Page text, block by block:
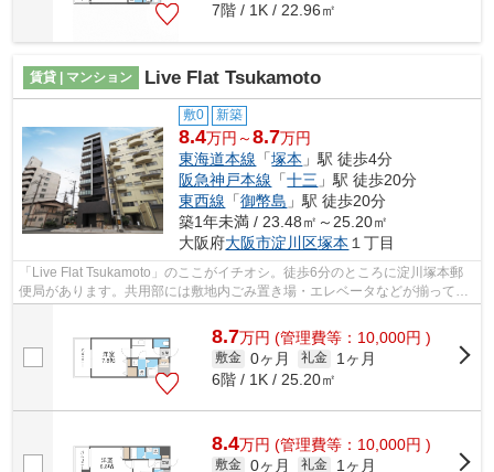
7階 / 1K / 22.96㎡
賃貸 | マンション Live Flat Tsukamoto
敷0 新築
8.4万円～8.7万円
東海道本線 「塚本 」駅 徒歩4分
阪急神戸本線 「十三 」駅 徒歩20分
東西線 「御幣島 」駅 徒歩20分
築1年未満 / 23.48㎡～25.20㎡
大阪府大阪市淀川区塚本 １丁目
「Live Flat Tsukamoto」のここがイチオシ。徒歩6分のところに淀川塚本郵
便局があります。共用部には敷地内ごみ置き場・エレベータなどが揃ってお
8.7万円 (管理費等：10,000円 )
敷金 0ヶ月 礼金
1ヶ月
6階 / 1K / 25.20㎡
8.4万円 (管理費等：10,000円 )
敷金 0ヶ月 礼金
1ヶ月